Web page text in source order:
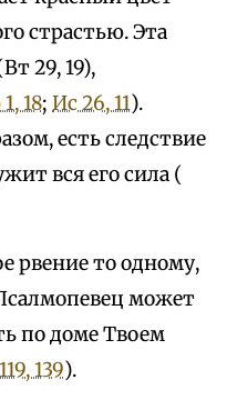
страстью. Эта
29, 19),
18; Ис 26, 11).
есть следствие
вся его сила (
рвение то одному,
может
по доме Твоем
139).